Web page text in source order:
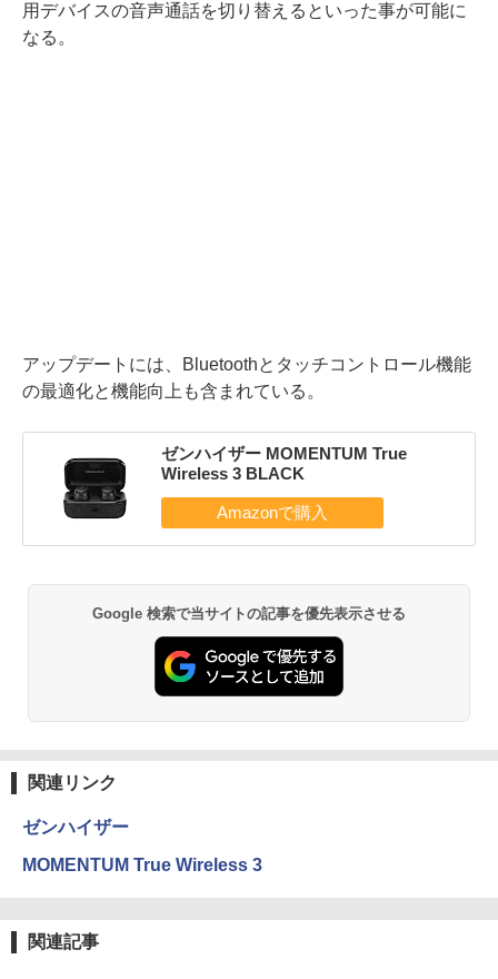
用デバイスの音声通話を切り替えるといった事が可能に
なる。
アップデートには、Bluetoothとタッチコントロール機能
の最適化と機能向上も含まれている。
ゼンハイザー MOMENTUM True
Wireless 3 BLACK
Google 検索で当サイトの記事を優先表示させる
関連リンク
ゼンハイザー
MOMENTUM True Wireless 3
関連記事